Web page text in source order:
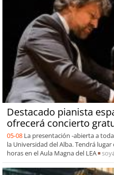
Destacado pianista
ofrecerá concierto
05-08 La presentación -abierta a
la Universidad del Alba. Tendrá
horas en el Aula Magna del LEA
soy